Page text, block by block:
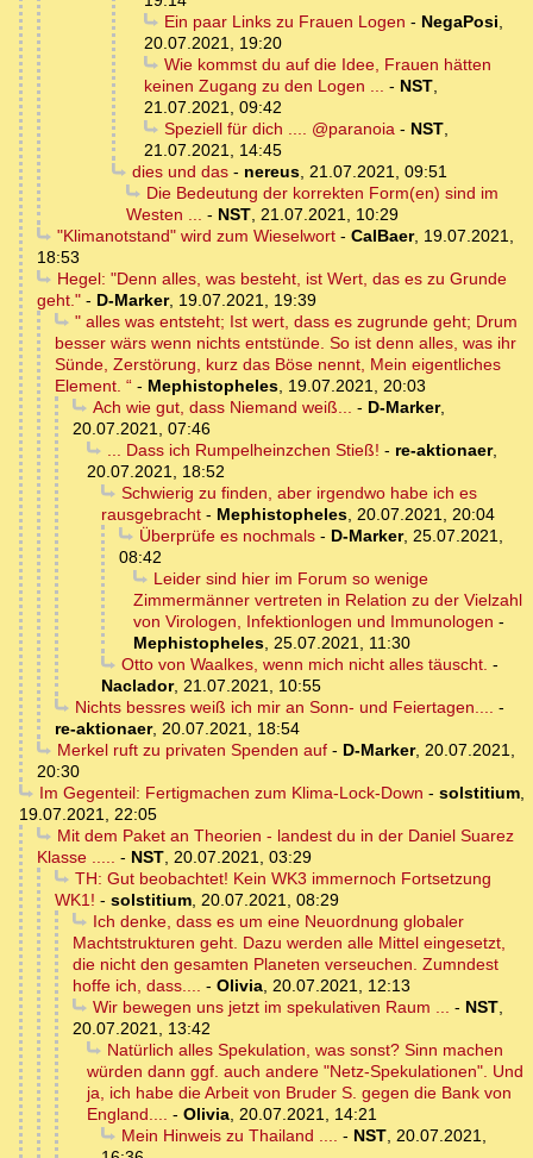
Ein paar Links zu Frauen Logen - NegaPosi,
20.07.2021, 19:20
Wie kommst du auf die Idee, Frauen hätten
keinen Zugang zu den Logen ... - NST,
21.07.2021, 09:42
Speziell für dich .... @paranoia- NST,
21.07.2021, 14:45
dies und das- nereus, 21.07.2021, 09:51
Die Bedeutung der korrekten Form(en) sind im
Westen ... - NST, 21.07.2021, 10:29
"Klimanotstand" wird zum Wieselwort- CalBaer, 19.07.2021,
18:53
Hegel: "Denn alles, was besteht, ist Wert, das es zu Grunde
geht." - D-Marker, 19.07.2021, 19:39
" alles was entsteht; Ist wert, dass es zugrunde geht; Drum
besser wärs wenn nichts entstünde. So ist denn alles, was ihr
Sünde, Zerstörung, kurz das Böse nennt, Mein eigentliches
Element. “ - Mephistopheles, 19.07.2021, 20:03
Ach wie gut, dass Niemand weiß... - D-Marker,
20.07.2021, 07:46
... Dass ich Rumpelheinzchen Stieß! - re-aktionaer,
20.07.2021, 18:52
Schwierig zu finden, aber irgendwo habe ich es
rausgebracht - Mephistopheles, 20.07.2021, 20:04
Überprüfe es nochmals- D-Marker, 25.07.2021,
08:42
Leider sind hier im Forum so wenige
Zimmermänner vertreten in Relation zu der Vielzahl
von Virologen, Infektionlogen und Immunologen -
Mephistopheles, 25.07.2021, 11:30
Otto von Waalkes, wenn mich nicht alles täuscht. -
Naclador, 21.07.2021, 10:55
Nichts bessres weiß ich mir an Sonn- und Feiertagen.... -
re-aktionaer, 20.07.2021, 18:54
Merkel ruft zu privaten Spenden auf- D-Marker, 20.07.2021,
20:30
Im Gegenteil: Fertigmachen zum Klima-Lock-Down - solstitium,
19.07.2021, 22:05
Mit dem Paket an Theorien - landest du in der Daniel Suarez
Klasse ..... - NST, 20.07.2021, 03:29
TH: Gut beobachtet! Kein WK3 immernoch Fortsetzung
WK1! - solstitium, 20.07.2021, 08:29
Ich denke, dass es um eine Neuordnung globaler
Machtstrukturen geht. Dazu werden alle Mittel eingesetzt,
die nicht den gesamten Planeten verseuchen. Zumndest
hoffe ich, dass.... - Olivia, 20.07.2021, 12:13
Wir bewegen uns jetzt im spekulativen Raum ... - NST,
20.07.2021, 13:42
Natürlich alles Spekulation, was sonst? Sinn machen
würden dann ggf. auch andere "Netz-Spekulationen". Und
ja, ich habe die Arbeit von Bruder S. gegen die Bank von
England.... - Olivia, 20.07.2021, 14:21
Mein Hinweis zu Thailand .... - NST, 20.07.2021,